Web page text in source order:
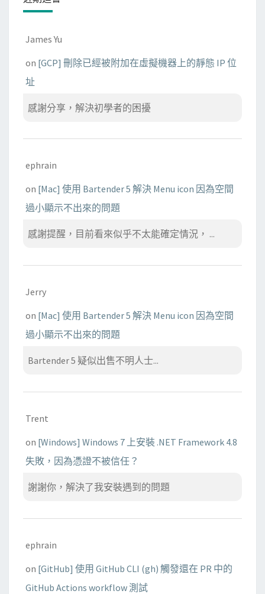
James Yu
on [GCP] 刪除已經被附加在虛擬機器上的靜態 IP 位
址
感謝分享，解決初學者的困擾
ephrain
on [Mac] 使用 Bartender 5 解決 Menu icon 因為空間
過小顯示不出來的問題
感謝提醒，目前看來似乎不太能確定情況， ...
Jerry
on [Mac] 使用 Bartender 5 解決 Menu icon 因為空間
過小顯示不出來的問題
Bartender 5 疑似出售不明人士...
Trent
on [Windows] Windows 7 上安裝 .NET Framework 4.8
失敗，因為憑證不被信任？
謝謝你，解決了我安裝遇到的問題
ephrain
on [GitHub] 使用 GitHub CLI (gh) 觸發還在 PR 中的
GitHub Actions workflow 測試